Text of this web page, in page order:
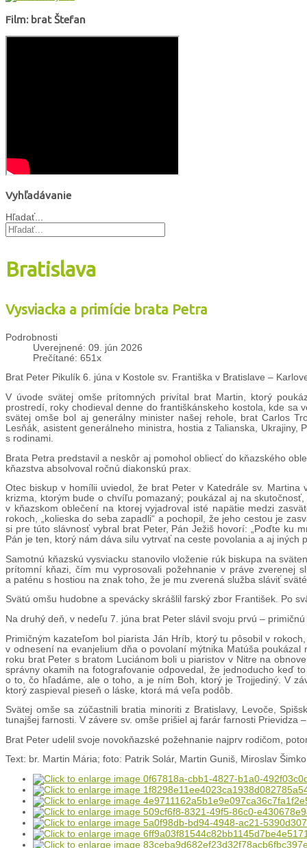
Film: brat Štefan
Vyhľadávanie
Hľadať...
Bratislava
Vysviacka a primície brata Petra
Podrobnosti
Uverejnené: 09. jún 2026
Prečítané: 651x
Brat Peter Pikulík 6. júna v Kostole sv. Františka v Bratislave –
V úvode svätej omše prítomných privítal brat Martin, ktorý
prostredí, roky chodieval denne do františkánskeho kostola, kde
svätej omše bol aj generálny minister našej rehole, brat Carlos
Lesňák, asistent generálneho ministra, hostia z Talianska,
s rodinami.
Brata Petra predstavil a neskôr aj pomohol obliecť do kňazského
kňazstva absolvoval ročnú diakonskú prax.
Otec biskup v homílii uviedol, že brat Peter v Katedrále sv.
krizma, ktorým bude o chvíľu pomazaný; poukázal aj na
v kňazskom oblečení na ktorej vyjadroval isté napätie medzi
rokoch, „kolieska do seba zapadli“ a pochopil, že jeho cestou je
si pre túto slávnosť vybral brat Peter, Pán Ježiš hovorí: „Poďte ku
Pán je ten, ktorý nám dáva silu vytrvať na ceste povolania a aj iných
Samotnú kňazskú vysviacku stanovilo vloženie rúk biskupa na
prítomní kňazi, čím mu vyprosovali požehnanie v práve zverenej
a paténu s hostiou na znak toho, že je mu zverená služba sláviť
Svätú omšu hudobne a spevácky skrášlil farský zbor František. Po
Na druhý deň, v nedeľu 7. júna brat Peter slávil svoju prvú –
Primičným kazateľom bol piarista Ján Hríb, ktorý tu pôsobil v
v odnesení na evanjelium dňa o povolaní mýtnika Matúša
roku brat Peter s bratom Luciánom boli u piaristov v Nitre na
správny okamih na fotografovanie odpovedal, že jednoducho keď
o to, čo hľadáme, ale o toho, a je ním Boh, ktorý je Trojjediný. V
ktorý zaspieval pieseň o láske, ktorá má veľa podôb.
Svätej omše sa zúčastnili bratia minoriti z Bratislavy, Levoče,
tunajšej farnosti. V závere sv. omše prišiel aj farár farnosti Prievidza
Brat Peter udelil svoje novokňazské požehnanie najprv rodičom,
Text: br. Martin Mária; foto: Patrik Solár, Martin Guniš, Miroslav Šimko